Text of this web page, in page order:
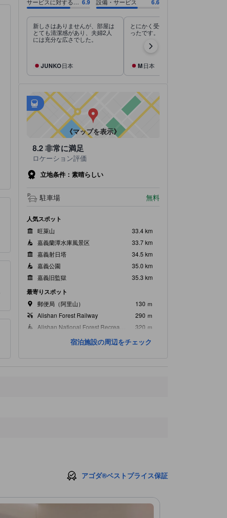
サービスに対する料
金
6.9 設備・サービス 6.6
新しさはありませんが、部屋は
とても清潔感があり、夫婦2人
には充分な広さでした。
JUNKO日本
とにかく受付の方の対応が良か
ったです。
M日本
tooltip
アクセス抜群
• 最寄の駅：Alishan Forest Railway（距離0.29km）
• 最寄の駅：Sacred Tree Station（距離0.77km）
《マップを表示》
8.2非常に満足
ロケーション評価
立地条件：素晴らしい
駐車場 無料
人気スポット
旺萊山
33.4 km
嘉義蘭潭水庫風景区
33.7 km
嘉義射日塔
34.5 km
嘉義公園
35.0 km
嘉義旧監獄
35.3 km
最寄りスポット
郵便局（阿里山）
130 ｍ
Alishan Forest Railway
290 ｍ
320 ｍ
阿里山国家風景区
470 ｍ
宿泊施設の周辺をチェック
アゴダ®ベストプライス保証